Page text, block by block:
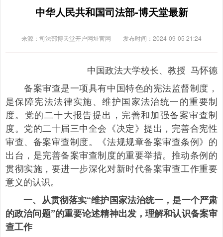
中华人民共和国司法部-博天堂最新
来源：司法部博天堂开户网址官网 发布时间：2024-09-05 21:24
中国政法大学校长、教授 马怀德
备案审查是一项具有中国特色的宪法监督制度，
是保障宪法法律实施、维护国家法治统一的重要制
度。党的二十大报告提出，完善和加强备案审查制
度。党的二十届三中全会《决定》提出，完善合宪性
审查、备案审查制度。《法规规章备案审查条例》的
出台，是完善备案审查制度的重要举措。推动条例的
贯彻实施，要进一步深化对新时代备案审查工作重要
意义的认识。
一、从贯彻落实“维护国家法治统一，是一个严肃
的政治问题”的重要论述精神出发，理解和认识备案审
查工作